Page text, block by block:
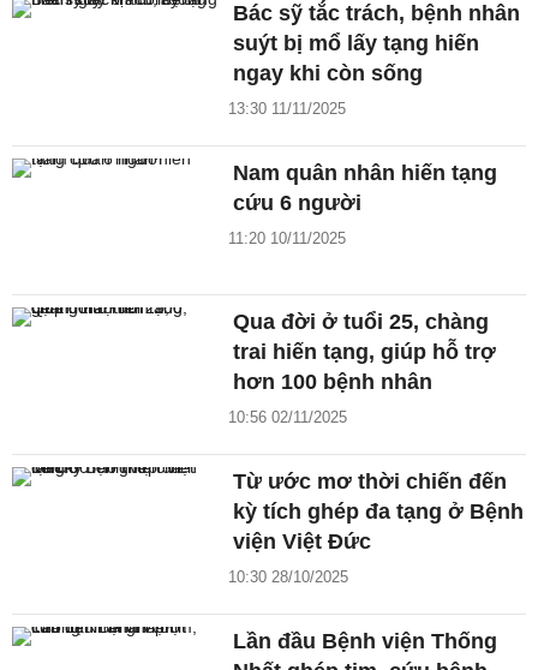
Bác sỹ tắc trách, bệnh nhân
suýt bị mổ lấy tạng hiến
ngay khi còn sống
13:30 11/11/2025
Nam quân nhân hiến tạng
cứu 6 người
11:20 10/11/2025
Qua đời ở tuổi 25, chàng
trai hiến tạng, giúp hỗ trợ
hơn 100 bệnh nhân
10:56 02/11/2025
Từ ước mơ thời chiến đến
kỳ tích ghép đa tạng ở Bệnh
viện Việt Đức
10:30 28/10/2025
Lần đầu Bệnh viện Thống